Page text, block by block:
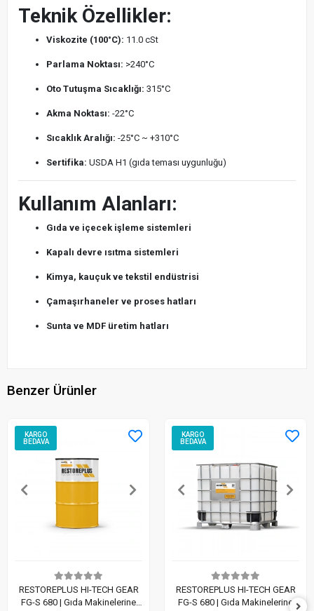
Teknik Özellikler:
Viskozite (100°C): 11.0 cSt
Parlama Noktası: >240°C
Oto Tutuşma Sıcaklığı: 315°C
Akma Noktası: -22°C
Sıcaklık Aralığı: -25°C ~ +310°C
Sertifika: USDA H1 (gıda teması uygunluğu)
Kullanım Alanları:
Gıda ve içecek işleme sistemleri
Kapalı devre ısıtma sistemleri
Kimya, kauçuk ve tekstil endüstrisi
Çamaşırhaneler ve proses hatları
Sunta ve MDF üretim hatları
Benzer Ürünler
KARGO
BEDAVA
RESTOREPLUS HI-TECH GEAR
FG-S 680 | Gıda Makinelerine
KARGO
BEDAVA
RESTOREPLUS HI-TECH GEAR
FG-S 680 | Gıda Makinelerine